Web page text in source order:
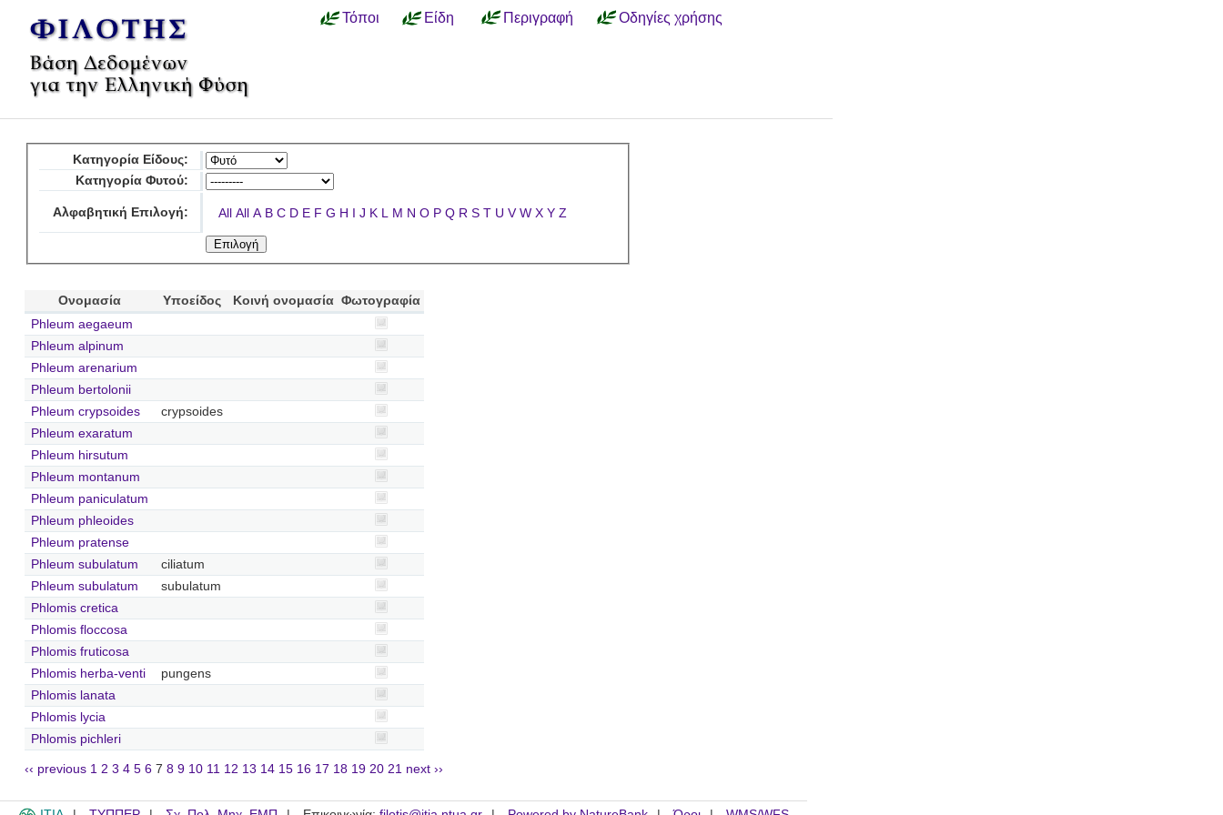
Τόποι Είδη Περιγραφή Οδηγίες χρήσης
Κατηγορία Είδους:
Κατηγορία Φυτού:
Αλφαβητική Επιλογή: All All A B C D E F G H I J K L M N O P Q R S T U V W X Y Z
Ονομασία Υποείδος Κοινή ονομασία Φωτογραφία
Phleum aegaeum
Phleum alpinum
Phleum arenarium
Phleum bertolonii
Phleum crypsoides
crypsoides
Phleum exaratum
Phleum hirsutum
Phleum montanum
Phleum paniculatum
Phleum phleoides
Phleum pratense
Phleum subulatum
ciliatum
Phleum subulatum
subulatum
Phlomis cretica
Phlomis floccosa
Phlomis fruticosa
Phlomis herba-venti
pungens
Phlomis lanata
Phlomis lycia
Phlomis pichleri
‹‹ previous 1 2 3 4 5 6 7 8 9 10 11 12 13 14 15 16 17 18 19 20 21 next ››